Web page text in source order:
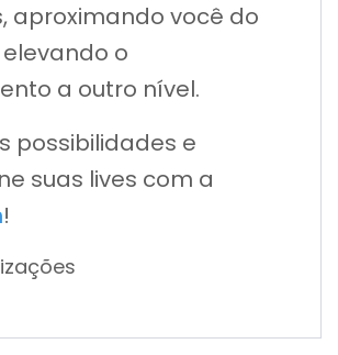
aproximando você do
o
a outro nível.
possibilidades e
suas lives com a
!